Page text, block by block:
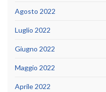
Agosto 2022
Luglio 2022
Giugno 2022
Maggio 2022
Aprile 2022